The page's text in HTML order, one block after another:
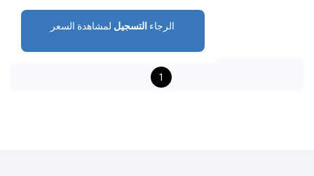
التسجيل الرجاء
1